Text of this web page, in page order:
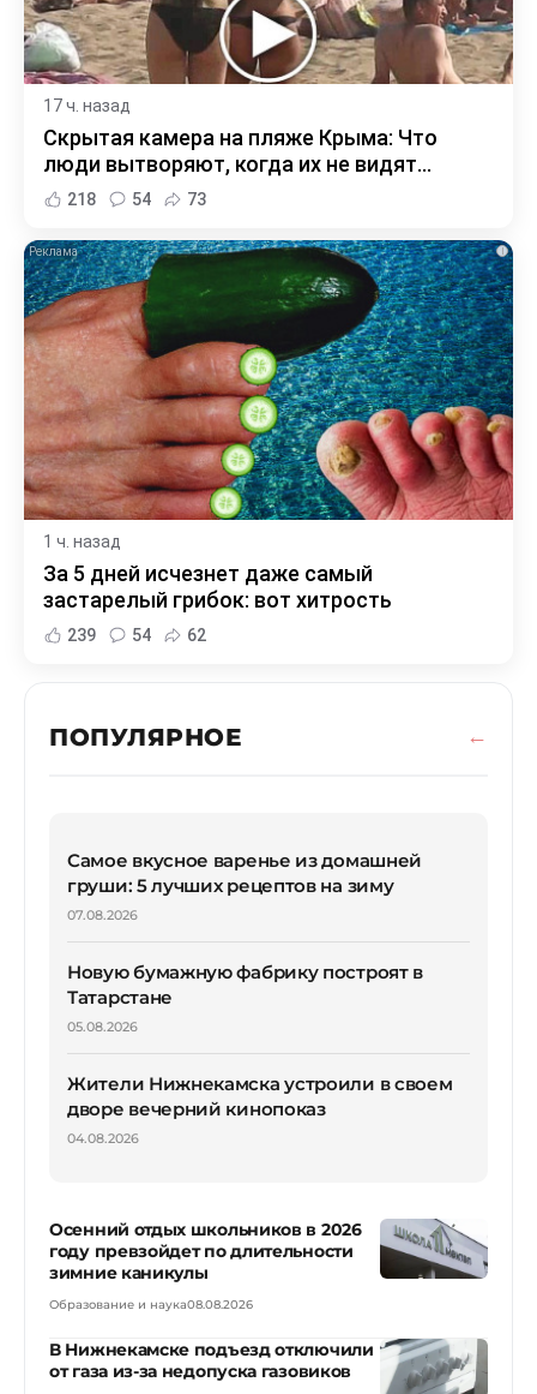
17 ч. назад
Скрытая камера на пляже Крыма: Что
люди вытворяют, когда их не видят...
218 54 73
i
1 ч. назад
За 5 дней исчезнет даже самый
застарелый грибок: вот хитрость
239 54 62
ПОПУЛЯРНОЕ
Самое вкусное варенье из домашней
груши: 5 лучших рецептов на зиму
07.08.2026
Новую бумажную фабрику построят в
Татарстане
05.08.2026
Жители Нижнекамска устроили в своем
дворе вечерний кинопоказ
04.08.2026
Осенний отдых школьников в 2026
году превзойдет по длительности
зимние каникулы
Образование и наука08.08.2026
В Нижнекамске подъезд отключили
от газа из-за недопуска газовиков